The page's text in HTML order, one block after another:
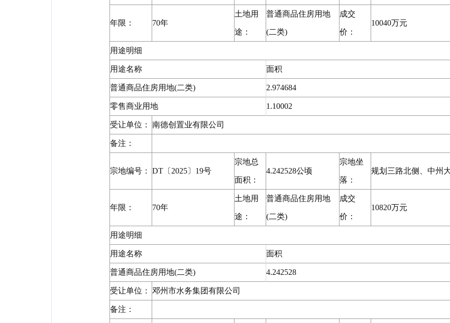
年限： 70年
土地用
途：
普通商品住房用地
(二类)
成交
价：
10040万元
用途明细
用途名称 面积
普通商品住房用地(二类) 2.974684
零售商业用地 1.10002
受让单位： 南德创置业有限公司
备注：
宗地编号： DT〔2025〕19号
宗地总
面积：
4.242528公顷
宗地坐
落：
规划三路北侧、中州
年限： 70年
土地用
途：
普通商品住房用地
(二类)
成交
价：
10820万元
用途明细
用途名称 面积
普通商品住房用地(二类) 4.242528
受让单位： 邓州市水务集团有限公司
备注：